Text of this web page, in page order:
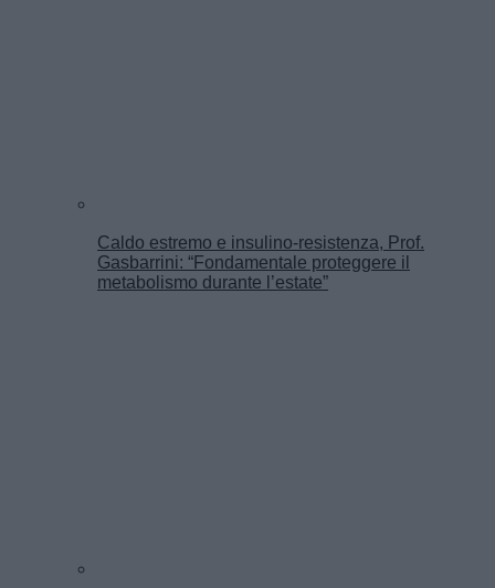
Caldo estremo e insulino-resistenza, Prof.
Gasbarrini: “Fondamentale proteggere il
metabolismo durante l’estate”